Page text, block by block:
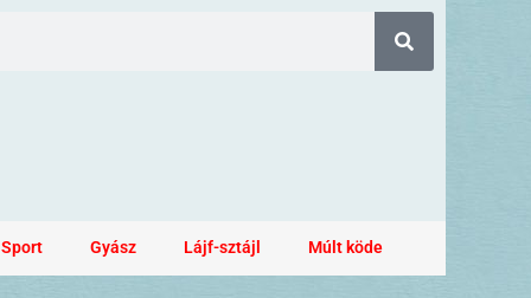
Sport Gyász Lájf-sztájl Múlt köde